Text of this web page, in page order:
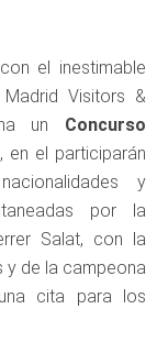
el inestimable
Visitors &
un Concurso
, en el participarán
y
por la
Salat, con la
y de la campeona
cita para los